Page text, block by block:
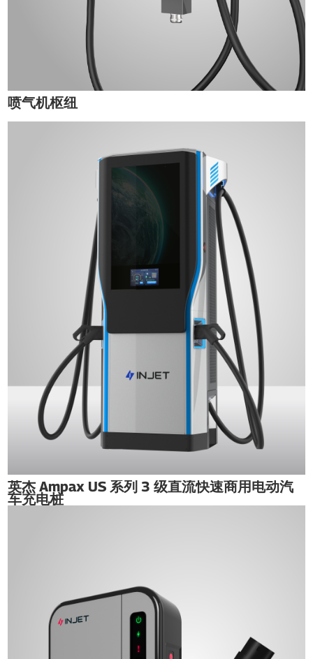
喷气机枢纽
英杰 Ampax US 系列 3 级直流快速商用电动汽
车充电桩